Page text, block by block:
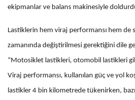
ekipmanlar ve balans makinesiyle
Lastiklerin hem viraj performansı hem de
zamanında değiştirilmesi gerektiğini
“Motosiklet lastikleri, otomobil lastikleri
Viraj performansı, kullanılan güç ve yol
lastikler 4 bin kilometrede tükenirken,